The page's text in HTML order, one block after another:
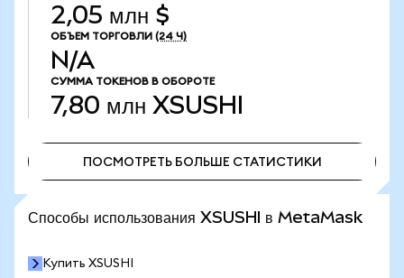
2,05 млн $
ОБЪЕМ ТОРГОВЛИ (24 Ч)
N/A
СУММА ТОКЕНОВ В ОБОРОТЕ
7,80 млн XSUSHI
ПОСМОТРЕТЬ БОЛЬШЕ СТАТИСТИКИ
Способы использования XSUSHI в MetaMask
Купить XSUSHI